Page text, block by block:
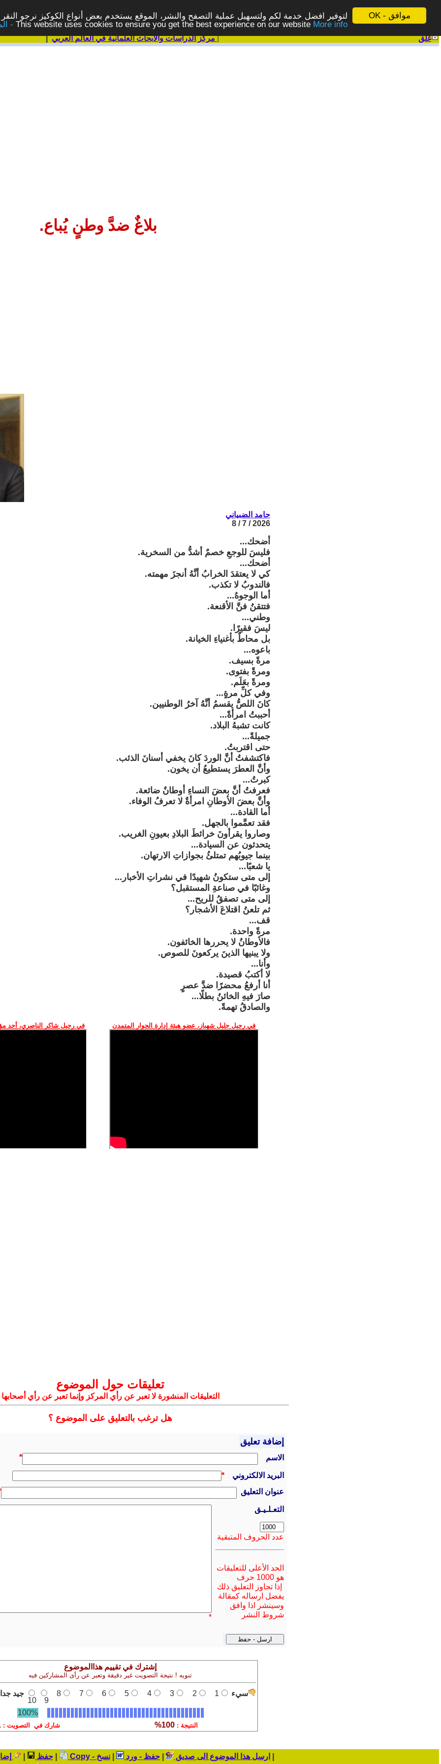
موافق - OK
لتوفير افضل خدمة لكم ولتسهيل عملية التصفح والنشر، الموقع يستخدم بعض أنواع الكوكيز نرجو
This website uses cookies to ensure you get the best experience on our website More info - المزيد
غلق |مركز الدراسات والابحاث العلمانية في العالم العربي |
بلاغٌ ضدَّ وطنٍ يُباع.
حامد الضبياني
2026 / 7 / 8
أضحك...
فليسَ للوجعِ خصمٌ أشدُّ من السخرية.
أضحك...
كي لا يعتقدَ الخرابُ أنَّهُ أنجزَ مهمته.
فالندوبُ لا تكذب.
أما الوجوهُ...
فتتقنُ فنَّ الأقنعة.
وطني...
ليسَ فقيرًا.
بل محاطٌ بأغنياءِ الخيانة.
باعوه...
مرةً بسيف.
ومرةً بفتوى.
ومرةً بعَلَم.
وفي كلِّ مرةٍ...
كانَ اللصُّ يقسمُ أنَّهُ آخرُ الوطنيين.
أحببتُ امرأةً...
كانت تشبهُ البلاد.
جميلةً...
حتى اقتربتُ.
فاكتشفتُ أنَّ الوردَ كانَ يخفي أسنانَ الذئب.
وأنَّ العطرَ يستطيعُ أن يخون.
كبرتُ...
فعرفتُ أنَّ بعضَ النساءِ أوطانٌ ضائعة.
وأنَّ بعضَ الأوطانِ امرأةٌ لا تعرفُ الوفاء.
أما القادة...
فقد تعمَّموا بالجهل.
وصاروا يقرأونَ خرائطَ البلادِ بعيونِ الغريب.
يتحدثون عن السيادة...
بينما جيوبُهم تمتلئُ بجوازاتِ الارتهان.
يا شعبًا...
إلى متى ستكونُ شهيدًا في نشراتِ الأخبار...
وغائبًا في صناعةِ المستقبل؟
إلى متى تصفقُ للريح...
ثم تلعنُ اقتلاعَ الأشجار؟
قف...
مرةً واحدة.
فالأوطانُ لا يحررها الخائفون.
ولا يبنيها الذينَ يركعونَ للصوص.
وأنا...
لا أكتبُ قصيدة.
أنا أرفعُ محضرًا ضدَّ عصرٍ
صارَ فيهِ الخائنُ بطلًا...
والصادقُ تهمةً.
في رحيل جليل شهباز، عضو هيئة إدارة الحوار المتمدن في رحيل شاكر الناصري، أحد
تعليقات حول الموضوع
التعليقات المنشورة لا تعبر عن رأي المركز وإنما تعبر عن رأي أصحابها
هل ترغب بالتعليق على الموضوع ؟
إضافة تعليق
الاسم *
البريد الالكتروني
*
عنوان التعليق
التعـلـيـق
عدد الحروف المتبقية
الحد الأعلى للتعليقات
هو 1000 حرف
إذا تجاوز التعليق ذلك
يفضل ارساله كمقالة
وسينشر اذا وافق
شروط النشر
*
إشترك في تقييم هذاالموضوع
تنويه ! نتيجة التصويت غير دقيقة وتعبر عن رأى المشاركين فيه
سيء 1
2
3
4
5
6
7
8
9
10
جيد جدا
100%
النتيجة :100% شارك في التصويت :
ارسل هذا الموضوع الى صديق حفظ - ورد نسخ - Copy حفظ